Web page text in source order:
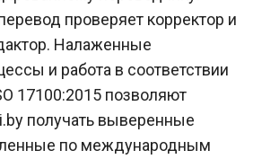
проверяет корректор и
Налаженные
и работа в соответствии
17100:2015 позволяют
получать выверенные
по международным